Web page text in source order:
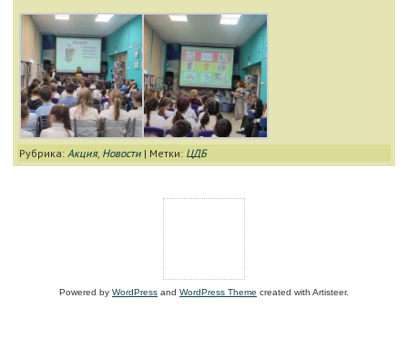
Рубрика: Акция, Новости | Метки: ЦДБ
Powered by WordPress and WordPress Theme created with Artisteer.